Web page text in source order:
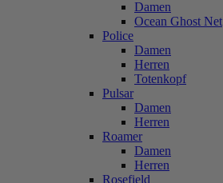
Damen
Ocean Ghost Net
Police
Damen
Herren
Totenkopf
Pulsar
Damen
Herren
Roamer
Damen
Herren
Rosefield